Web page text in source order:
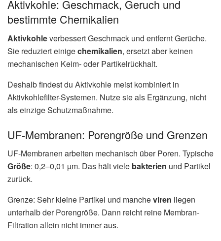
Aktivkohle: Geschmack, Geruch und
bestimmte Chemikalien
Aktivkohleverbessert Geschmack und entfernt Gerüche.
Sie reduziert einigechemikalien, ersetzt aber keinen
mechanischen Keim- oder Partikelrückhalt.
Deshalb findest du Aktivkohle meist kombiniert in
Aktivkohlefilter-Systemen. Nutze sie als Ergänzung, nicht
als einzige Schutzmaßnahme.
UF-Membranen: Porengröße und Grenzen
UF-Membranen arbeiten mechanisch über Poren. Typische
Größe: 0,2–0,01 µm. Das hält viele bakterien und Partikel
zurück.
Grenze: Sehr kleine Partikel und mancheviren liegen
unterhalb der Porengröße. Dann reicht reine Membran-
Filtration allein nicht immer aus.